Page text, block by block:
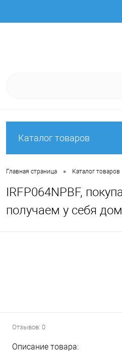
Каталог товаров
Главная страница • Каталог товаров
IRFP064NPBF,
получаем у себя
Отзывов: 0
Описание товара: